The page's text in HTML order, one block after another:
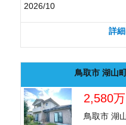
2026/10
詳
鳥取市 湖山
2,580
鳥取市 湖